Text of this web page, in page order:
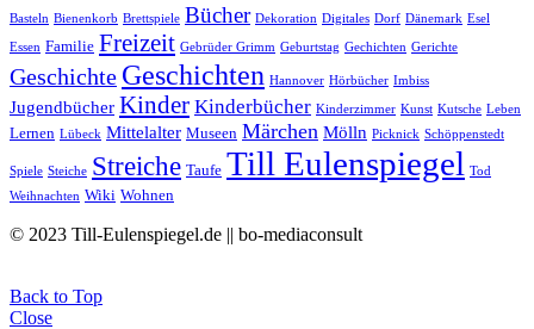
Basteln Bienenkorb Brettspiele Bücher Dekoration Digitales Dorf Dänemark Esel
Essen Familie Freizeit Gebrüder Grimm Geburtstag Gechichten Gerichte
Geschichte Geschichten Hannover Hörbücher Imbiss
Jugendbücher Kinder Kinderbücher Kinderzimmer Kunst Kutsche Leben
Lernen Lübeck Mittelalter Museen Märchen Mölln Picknick Schöppenstedt
Spiele Steiche Streiche Taufe Till Eulenspiegel Tod
Weihnachten Wiki Wohnen
© 2023 Till-Eulenspiegel.de || bo-mediaconsult
Back to Top
Close